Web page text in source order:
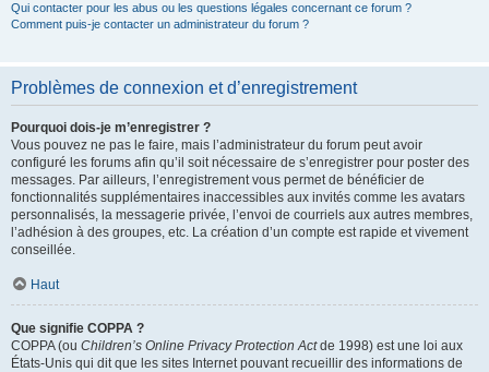
Qui contacter pour les abus ou les questions légales concernant ce forum ?
Comment puis-je contacter un administrateur du forum ?
Problèmes de connexion et d’enregistrement
Pourquoi dois-je m’enregistrer ?
Vous pouvez ne pas le faire, mais l’administrateur du forum peut avoir
configuré les forums afin qu’il soit nécessaire de s’enregistrer pour poster des
messages. Par ailleurs, l’enregistrement vous permet de bénéficier de
fonctionnalités supplémentaires inaccessibles aux invités comme les avatars
personnalisés, la messagerie privée, l’envoi de courriels aux autres membres,
l’adhésion à des groupes, etc. La création d’un compte est rapide et vivement
conseillée.
Haut
Que signifie COPPA ?
COPPA (ou Children’s Online Privacy Protection Actde 1998) est une loi aux
États-Unis qui dit que les sites Internet pouvant recueillir des informations de